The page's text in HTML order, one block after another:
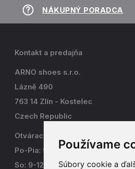
Používame
Súbory cookie a
NÁKUPNÝ PORADCA
Kontakt a predajňa
ARNO shoes s.r.o.
Lázně 490
763 14 Zlín - Kostelec
Czech Republic
Otváracia doba
Po-Pia: 9-17
So: 9-12